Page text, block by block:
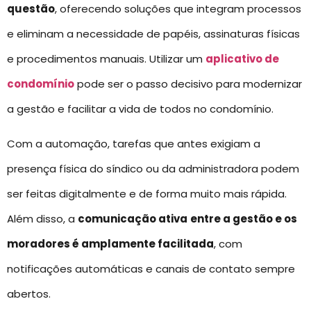
questão, oferecendo soluções que integram processos
e eliminam a necessidade de papéis, assinaturas físicas
e procedimentos manuais. Utilizar um aplicativo de
condomíniopode ser o passo decisivo para modernizar
a gestão e facilitar a vida de todos no condomínio.
Com a automação, tarefas que antes exigiam a
presença física do síndico ou da administradora podem
ser feitas digitalmente e de forma muito mais rápida.
Além disso, a comunicação ativa entre a gestão e os
moradores é amplamente facilitada, com
notificações automáticas e canais de contato sempre
abertos.